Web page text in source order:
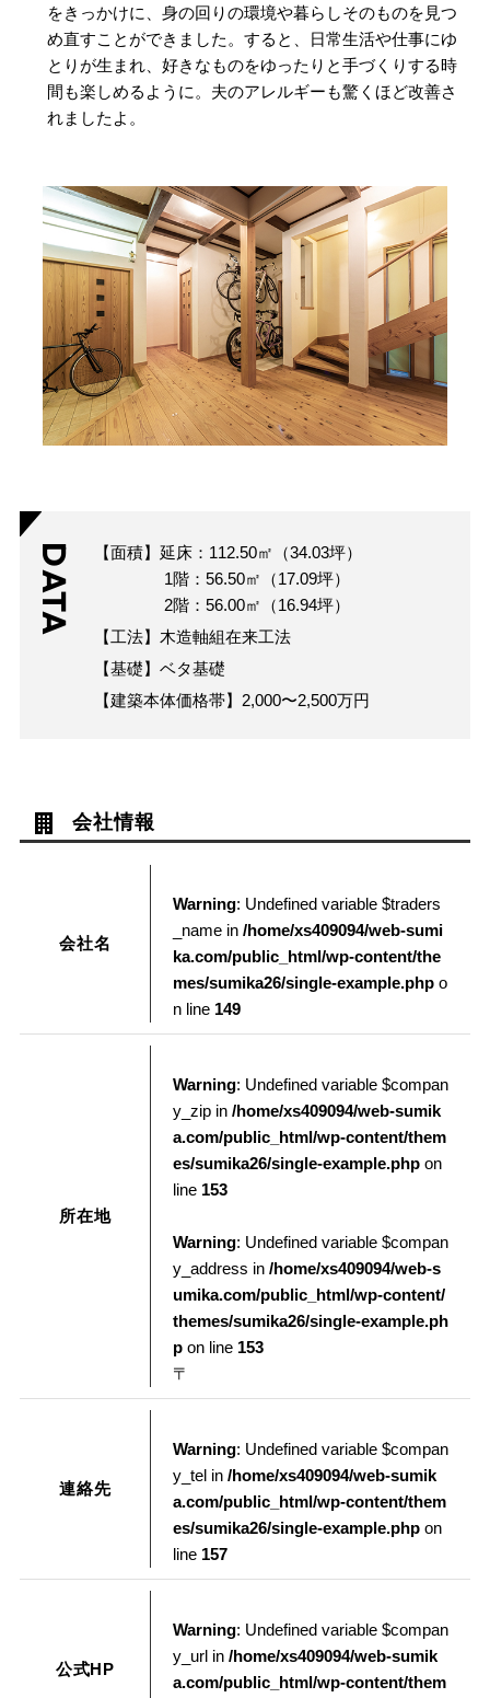
をきっかけに、身の回りの環境や暮らしそのものを見つ
め直すことができました。すると、日常生活や仕事にゆ
とりが生まれ、好きなものをゆったりと手づくりする時
間も楽しめるように。夫のアレルギーも驚くほど改善さ
れましたよ。
DATA
【面積】延床：112.50㎡（34.03坪）
1階：56.50㎡（17.09坪）
2階：56.00㎡（16.94坪）
【工法】木造軸組在来工法
【基礎】ベタ基礎
【建築本体価格帯】2,000〜2,500万円
会社情報
会社名
Warning: Undefined variable $traders
_name in /home/xs409094/web-sumi
ka.com/public_html/wp-content/the
mes/sumika26/single-example.phpo
n line 149
所在地
Warning: Undefined variable $compan
y_zip in /home/xs409094/web-sumik
a.com/public_html/wp-content/them
es/sumika26/single-example.phpon
line 153
Warning: Undefined variable $compan
y_address in /home/xs409094/web-s
umika.com/public_html/wp-content/
themes/sumika26/single-example.ph
pon line 153
〒
連絡先
Warning: Undefined variable $compan
y_tel in /home/xs409094/web-sumik
a.com/public_html/wp-content/them
es/sumika26/single-example.phpon
line 157
公式HP
Warning: Undefined variable $compan
y_url in /home/xs409094/web-sumik
a.com/public_html/wp-content/them